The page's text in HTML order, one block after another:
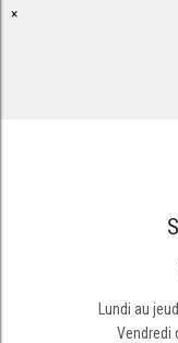
×
Lundi au
Vendredi